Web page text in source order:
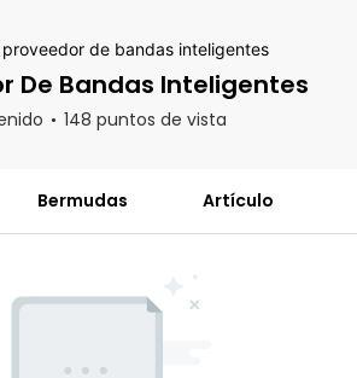
proveedor de bandas inteligentes
De Bandas Inteligentes
148 puntos de vista
Bermudas Artículo